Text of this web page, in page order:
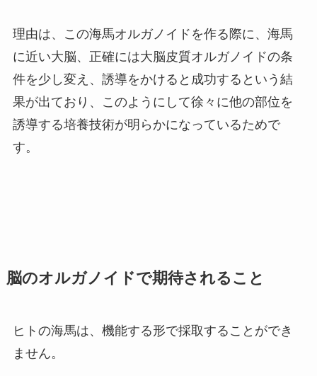
理由は、この海馬オルガノイドを作る際に、海馬
に近い大脳、正確には大脳皮質オルガノイドの条
件を少し変え、誘導をかけると成功するという結
果が出ており、このようにして徐々に他の部位を
誘導する培養技術が明らかになっているためで
す。
脳のオルガノイドで期待されること
ヒトの海馬は、機能する形で採取することができ
ません。